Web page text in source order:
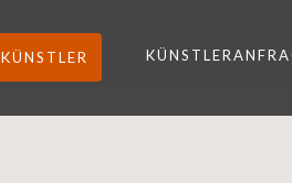
KÜNSTLER